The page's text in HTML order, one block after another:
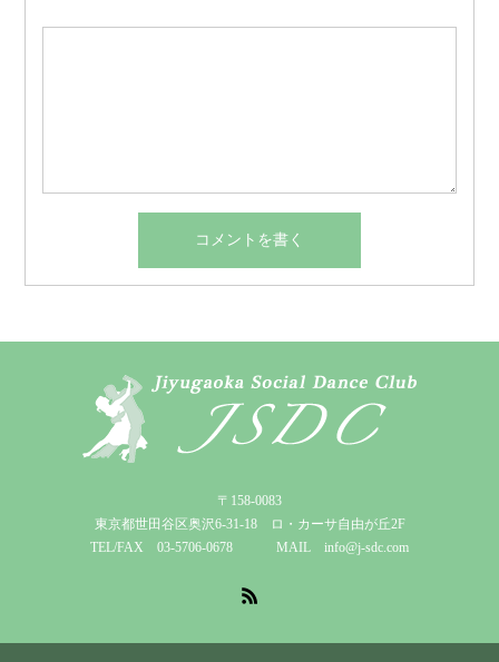
〒158-0083
東京都世田谷区奥沢6-31-18 ロ・カーサ自由が丘2F
TEL/FAX 03-5706-0678 MAIL info@j-sdc.com